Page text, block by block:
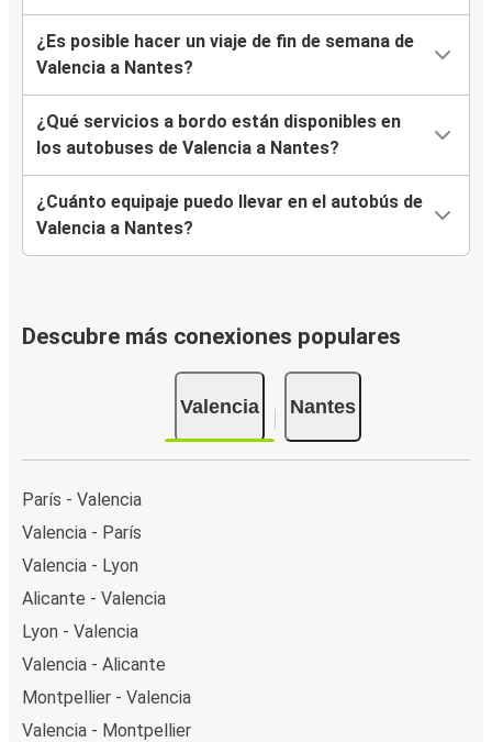
¿Es posible hacer un viaje de fin de semana de
Valencia a Nantes?
¿Qué servicios a bordo están disponibles en
los autobuses de Valencia a Nantes?
¿Cuánto equipaje puedo llevar en el autobús de
Valencia a Nantes?
Descubre más conexiones populares
Valencia Nantes
París - Valencia
Valencia - París
Valencia - Lyon
Alicante - Valencia
Lyon - Valencia
Valencia - Alicante
Montpellier - Valencia
Valencia - Montpellier